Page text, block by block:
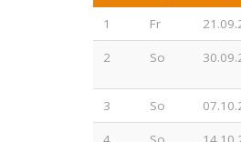
1 Fr
2 So
3 So